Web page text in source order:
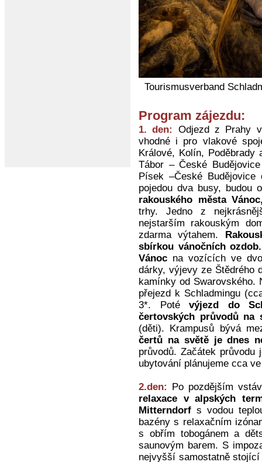
Tourismusverband
Program zájezdu:
1. den:
Odjezd z Prahy
vhodné i pro vlakové
Králové, Kolín,
Tábor – České
Písek –České
pojedou dva busy,
rakouského města
trhy. Jedno z
nejstarším rakouským
zdarma výtahem.
sbírkou vánočních ozdob.
Vánoc na vozících ve
dárky, výjevy ze Štědrého
kamínky od Swarovského.
přejezd k Schladmingu
3*. Potévýjezd do
čertovských průvodů na
(děti). Krampusů bývá
čertů na světě je dnes
průvodů. Začátek
ubytování plánujeme cca
2.den: Po pozdějším
relaxace v alpských
Mitterndorf s vodou
bazény s relaxačním
s obřím tobogánem a
saunovým barem. S
nejvyšší samostatně